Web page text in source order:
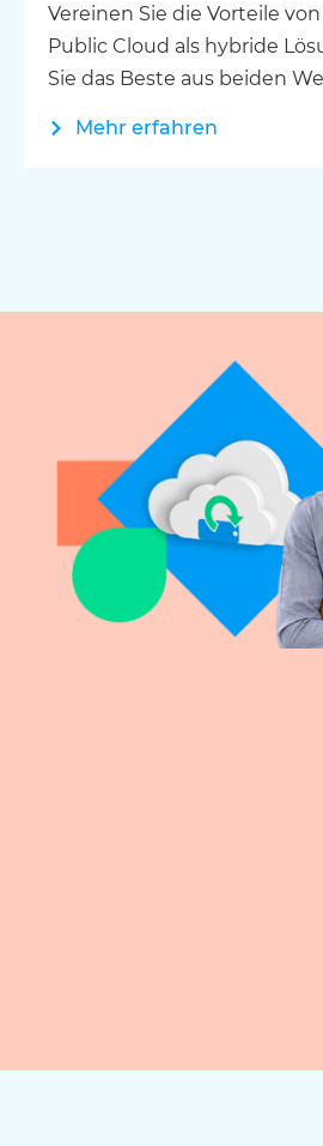
Vereinen Sie die Vorteile
Public Cloud als hybride
Sie das Beste aus beiden
Mehr erfahren